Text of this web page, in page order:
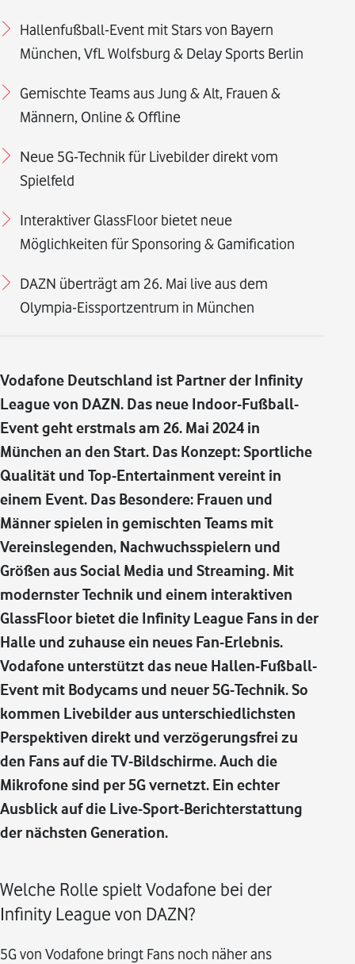
Hallenfußball-Event mit Stars von Bayern
München, VfL Wolfsburg & Delay Sports Berlin
Gemischte Teams aus Jung & Alt, Frauen &
Männern, Online & Offline
Neue 5G-Technik für Livebilder direkt vom
Spielfeld
Interaktiver GlassFloor bietet neue
Möglichkeiten für Sponsoring & Gamification
DAZN überträgt am 26. Mai live aus dem
Olympia-Eissportzentrum in München
Vodafone Deutschland ist Partner der Infinity
League von DAZN. Das neue Indoor-Fußball-
Event geht erstmals am 26. Mai 2024 in
München an den Start. Das Konzept: Sportliche
Qualität und Top-Entertainment vereint in
einem Event. Das Besondere: Frauen und
Männer spielen in gemischten Teams mit
Vereinslegenden, Nachwuchsspielern und
Größen aus Social Media und Streaming. Mit
modernster Technik und einem interaktiven
GlassFloor bietet die Infinity League Fans in der
Halle und zuhause ein neues Fan-Erlebnis.
Vodafone unterstützt das neue Hallen-Fußball-
Event mit Bodycams und neuer 5G-Technik. So
kommen Livebilder aus unterschiedlichsten
Perspektiven direkt und verzögerungsfrei zu
den Fans auf die TV-Bildschirme. Auch die
Mikrofone sind per 5G vernetzt. Ein echter
Ausblick auf die Live-Sport-Berichterstattung
der nächsten Generation.
Welche Rolle spielt Vodafone bei der
Infinity League von DAZN?
5G von Vodafone bringt Fans noch näher ans